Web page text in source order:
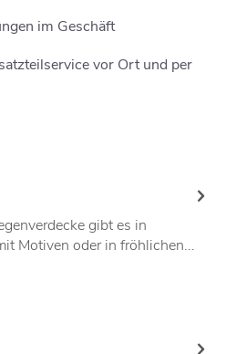
im Geschäft
vor Ort und per
gibt es in
Motiven oder in fröhlichen...